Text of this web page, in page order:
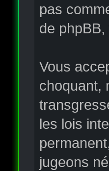
pas
de
Vous
choquant,
les lois
jugeons